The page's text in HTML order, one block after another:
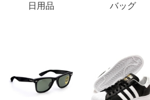
日用品 バッグ